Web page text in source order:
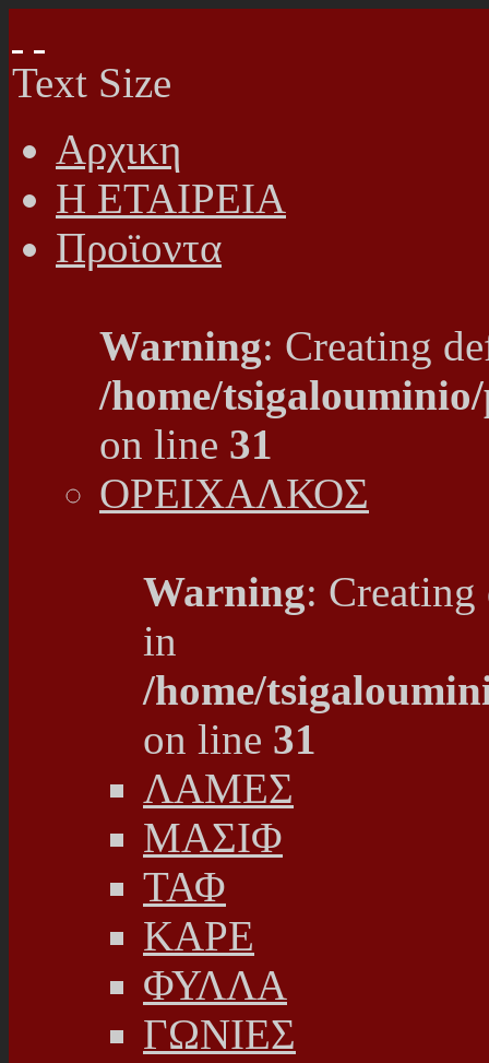
Text Size
Αρχικη
Η ΕΤΑΙΡΕΙΑ
Προϊοντα
Warning: Creating
/home/
on line 31
ΟΡΕΙΧΑΛΚΟΣ
Warning:
in
/home/
on line 31
ΛΑΜΕΣ
ΜΑΣΙΦ
ΤΑΦ
ΚΑΡΕ
ΦΥΛΛΑ
ΓΩΝΙΕΣ